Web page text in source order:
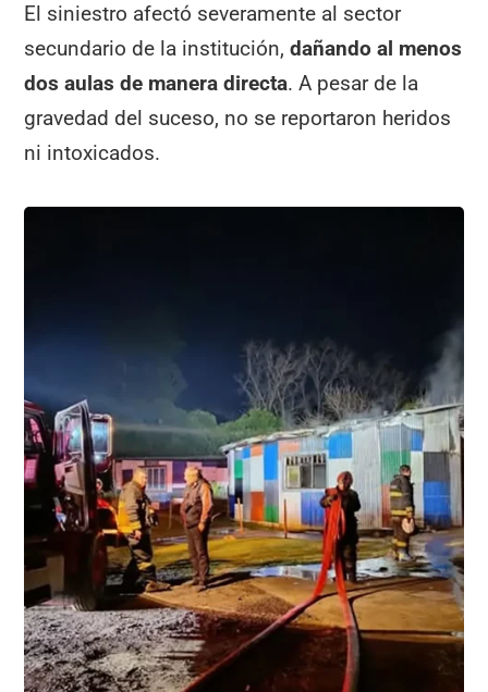
El siniestro afectó severamente al sector
secundario de la institución,dañando al menos
dos aulas de manera directa. A pesar de la
gravedad del suceso, no se reportaron heridos
ni intoxicados.